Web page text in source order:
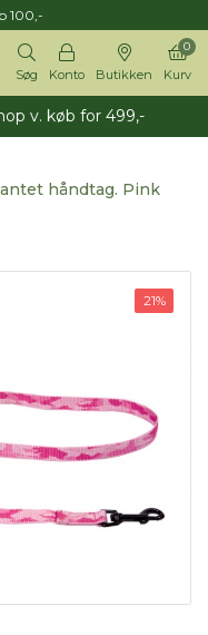
100,-
Søg Konto Butikken Kurv
0
v. køb for 499,-
håndtag. Pink
21%